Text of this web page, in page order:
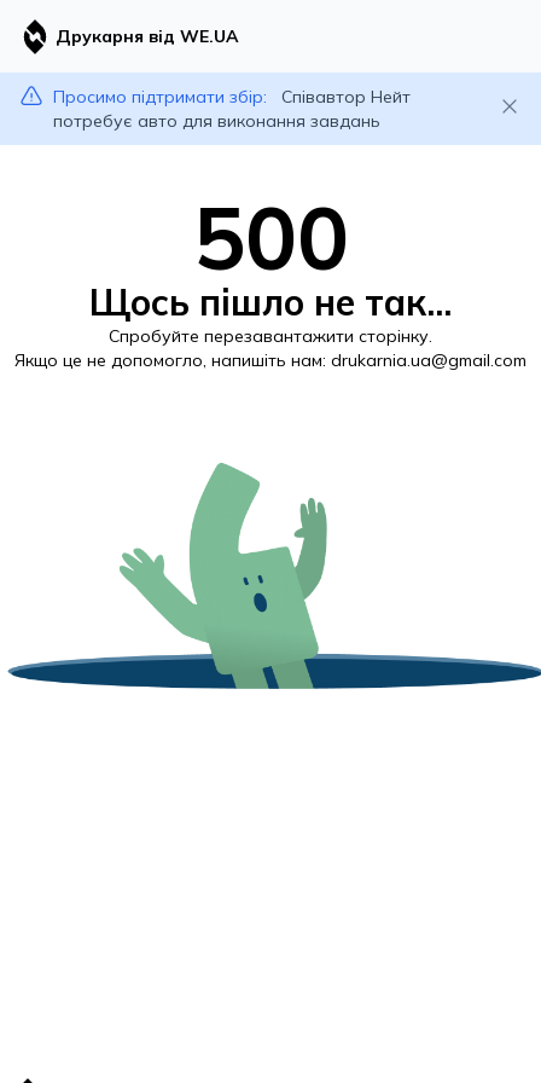
Друкарня від WE.UA
Просимо підтримати збір:
Співавтор Нейт
потребує авто для виконання завдань
500
Щось пішло не так...
Спробуйте перезавантажити сторінку.
Якщо це не допомогло, напишіть нам: drukarnia.ua@gmail.com